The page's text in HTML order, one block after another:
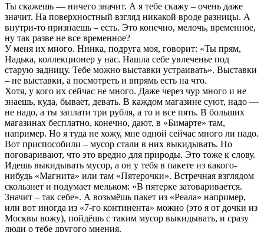
Ты скажешь — ничего значит. А я тебе скажу – очень даже
значит. На поверхностный взгляд никакой вроде разницы. А
внутри-то признаешь – есть. Это конечно, мелочь, временное,
ну так разве не все временное?
У меня их много. Нинка, подруга моя, говорит: «Ты прям,
Надька, коллекционер у нас. Нашла себе увлеченье под
старую задницу. Тебе можно выставки устраивать». Выставки
– не выставки, а посмотреть и впрямь есть на что.
Хотя, у кого их сейчас не много. Даже через чур много и не
знаешь, куда, бывает, девать. В каждом магазине суют, надо —
не надо, а ты заплати три рубля, а то и все пять. В больших
магазинах бесплатно, конечно, дают, в «Бимарте» там,
например. Но я туда не хожу, мне одной сейчас много ли надо.
Вот приспособили – мусор стали в них выкидывать. Но
поговаривают, что это вредно для природы. Это тоже к слову.
Идешь выкидывать мусор, а он у тебя в пакете из какого-
нибудь «Магнита» или там «Пятерочки». Встречная взглядом
скользнет и подумает мельком: «В пятерке затоваривается.
Значит – так себе». А возьмёшь пакет из «Реала» например,
или вот иногда из «7-го континента» можно (это я от дочки из
Москвы вожу), пойдёшь с таким мусор выкидывать, и сразу
люди о тебе другого мнения.